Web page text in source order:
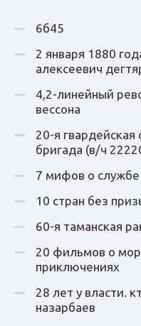
6б45
2 января 1880
алексеевич
4,2-линейный
вессона
20-я
бригада (в/ч
7 мифов о службе
10 стран без
60-я таманская
20 фильмов о
приключениях
28 лет у власти.
назарбаев